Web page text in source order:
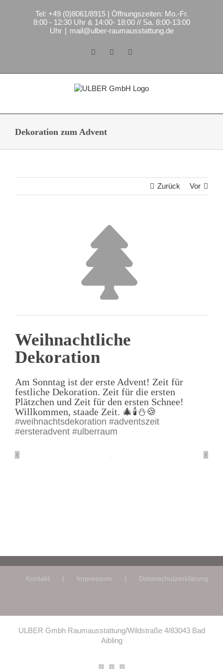
Tel: +49 (0)8061/8915 | Öffnungszeiten: Mo.-Fr.
8:00 - 12:30 Uhr & 14:00- 18:00 // Sa. 8:00-13:00
Uhr | mail@ulber-raumausstattung.de
FacebookInstagram
E-
Dekoration zum Advent
Zurück Vor
Weihnachtliche
Dekoration
Am Sonntag ist der erste Advent! Zeit für
festliche Dekoration. Zeit für die ersten
Plätzchen und Zeit für den ersten Schnee!
Willkommen, staade Zeit. 🎄🕯️⛄️🍪
#weihnachtsdekoration #adventszeit
#ersteradvent #ulberraum
Kontakt Impressum Datenschutzerklärung
ULBER Gmbh Raumausstattung/Wildstraße 4/83043 Bad
Aibling